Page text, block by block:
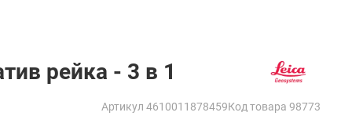
рейка - 3 в 1
Артикул 4610011878459Код товара 98773